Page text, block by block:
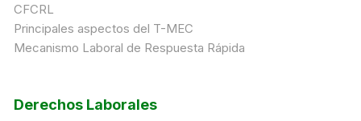
CFCRL
Principales aspectos del T-MEC
Mecanismo Laboral de Respuesta Rápida
Derechos Laborales